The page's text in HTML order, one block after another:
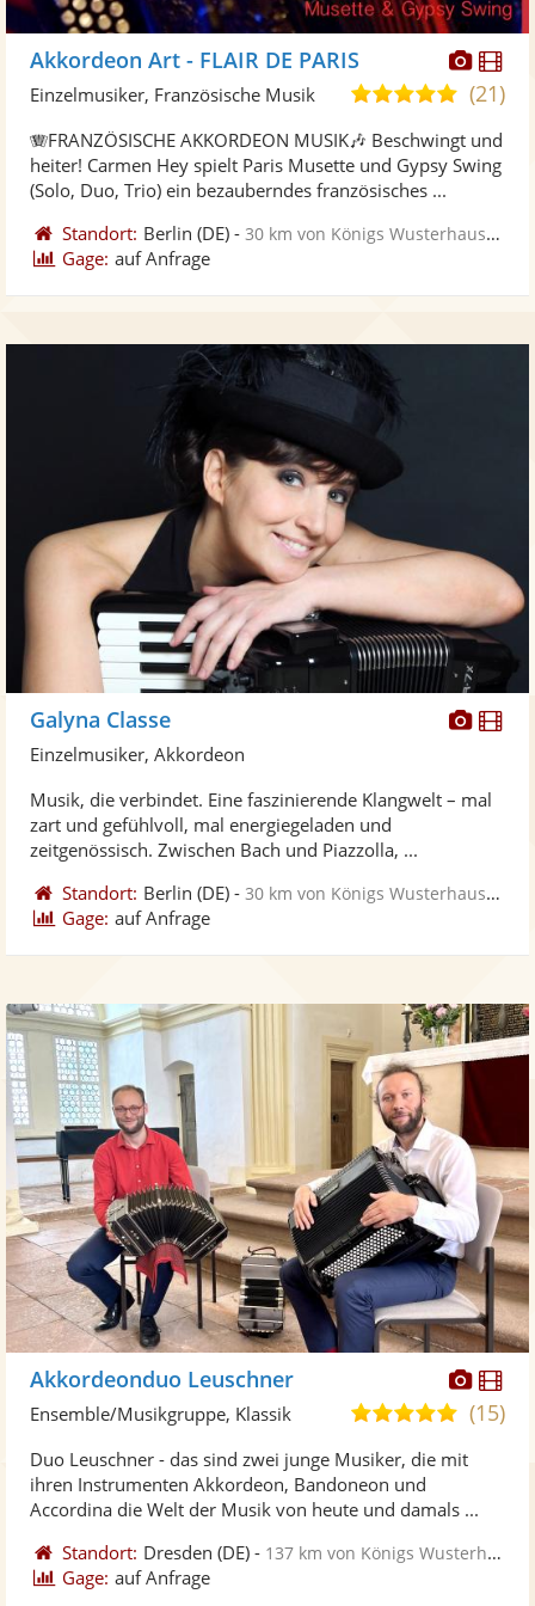
Fotos
Akkordeon Art - FLAIR DE PARIS
5,0
5
Sternen
(21)
Einzelmusiker, Französische Musik
🪗FRANZÖSISCHE AKKORDEON MUSIK🎶 Beschwingt und
heiter! Carmen Hey spielt Paris Musette und Gypsy Swing
(Solo, Duo, Trio) ein bezauberndes französisches ...
Standort: Berlin (DE) -30 km von Königs Wusterhausen
Gage: auf Anfrage
Fotos
Galyna Classe
Einzelmusiker, Akkordeon
Musik, die verbindet. Eine faszinierende Klangwelt – mal
zart und gefühlvoll, mal energiegeladen und
zeitgenössisch. Zwischen Bach und Piazzolla, ...
Standort: Berlin (DE) -30 km von Königs Wusterhausen
Gage: auf Anfrage
Akkordeonduo Leuschner
5,0
5
Sternen
(15)
Ensemble/Musikgruppe, Klassik
Duo Leuschner - das sind zwei junge Musiker, die mit
ihren Instrumenten Akkordeon, Bandoneon und
Accordina die Welt der Musik von heute und damals ...
Standort: Dresden (DE) - 137 km von Königs Wusterhausen
Gage: auf Anfrage